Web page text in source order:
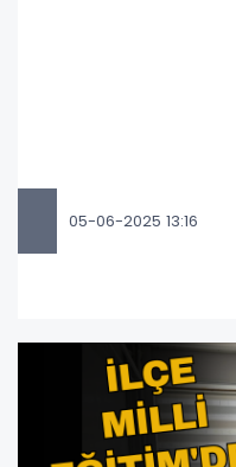
05-06-2025 13:16